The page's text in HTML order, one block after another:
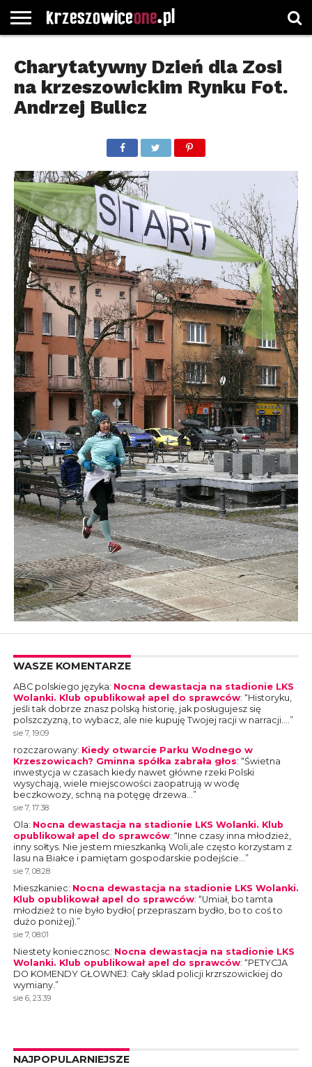
GŁÓWNA
WYBORY
SAMORZĄDOWE
WYBIERZ
KATEGORIE
ROZKŁADY
JAZDY
GREGORCZYK
WATCH
KONTAKT
Charytatywny Dzień dla Zosi
na krzeszowickim Rynku Fot.
Andrzej Bulicz
WASZE KOMENTARZE
ABC polskiego języka: Nocna dewastacja na stadionie LKS
Wolanki. Klub opublikował apel do sprawców: “Historyku,
jeśli tak dobrze znasz polską historię, jak posługujesz się
polszczyzną, to wybacz, ale nie kupuję Twojej racji w narracji.…”
sie 7, 19:09
rozczarowany: Kiedy otwarcie Parku Wodnego w
Krzeszowicach? Gminna spółka zabrała głos: “Świetna
inwestycja w czasach kiedy nawet główne rzeki Polski
wysychają, wiele miejscowości zaopatrują w wodę
beczkowozy, schną na potęgę drzewa…”
sie 7, 17:38
Ola: Nocna dewastacja na stadionie LKS Wolanki. Klub
opublikował apel do sprawców: “Inne czasy inna młodzież,
inny sołtys. Nie jestem mieszkanką Woli,ale często korzystam z
lasu na Białce i pamiętam gospodarskie podejście…”
sie 7, 08:28
Mieszkaniec: Nocna dewastacja na stadionie LKS Wolanki.
Klub opublikował apel do sprawców: “Umiał, bo tamta
młodzież to nie było bydło( przepraszam bydło, bo to coś to
dużo poniżej).”
sie 7, 08:01
Niestety koniecznosc: Nocna dewastacja na stadionie LKS
Wolanki. Klub opublikował apel do sprawców: “PETYCJA
DO KOMENDY GŁOWNEJ: Cały sklad policji krzrszowickiej do
wymiany.”
sie 6, 23:39
NAJPOPULARNIEJSZE